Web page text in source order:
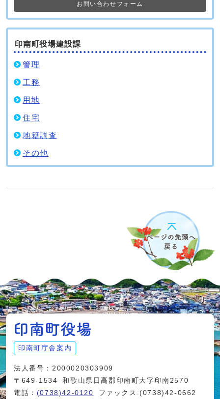
お問い合わせフォーム
印南町役場建設課
管理
工務
用地
住宅
地籍調査
その他
印南町庁舎案内
法人番号：2000020303909
〒649-1534
和歌山県日高郡印南町大字印南2570
電話： (0738)42-0120 ファックス:(0738)42-0662